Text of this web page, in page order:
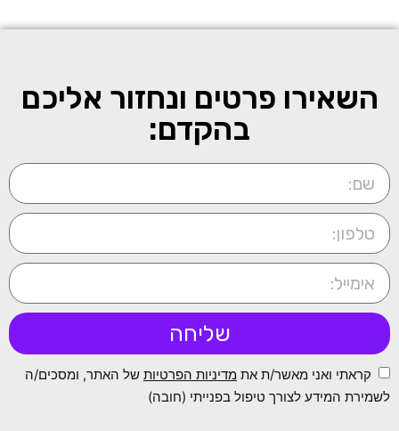
השאירו פרטים ונחזור אליכם
בהקדם:
שליחה
קראתי ואני מאשר/ת את מדיניות הפרטיות של האתר, ומסכים/ה
לשמירת המידע לצורך טיפול בפנייתי (חובה)